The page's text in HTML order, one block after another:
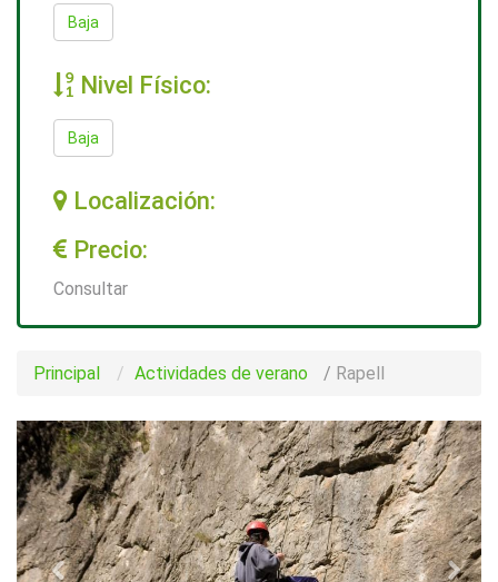
Baja
Nivel Físico:
Baja
Localización:
Precio:
Consultar
Principal Actividades de verano / Rapell